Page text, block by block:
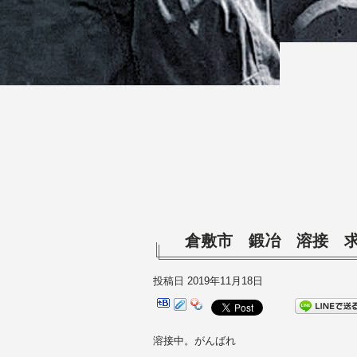
倉敷市 鍛冶 溶接 求
投稿日 2019年11月18日
溶接中。がんばれ